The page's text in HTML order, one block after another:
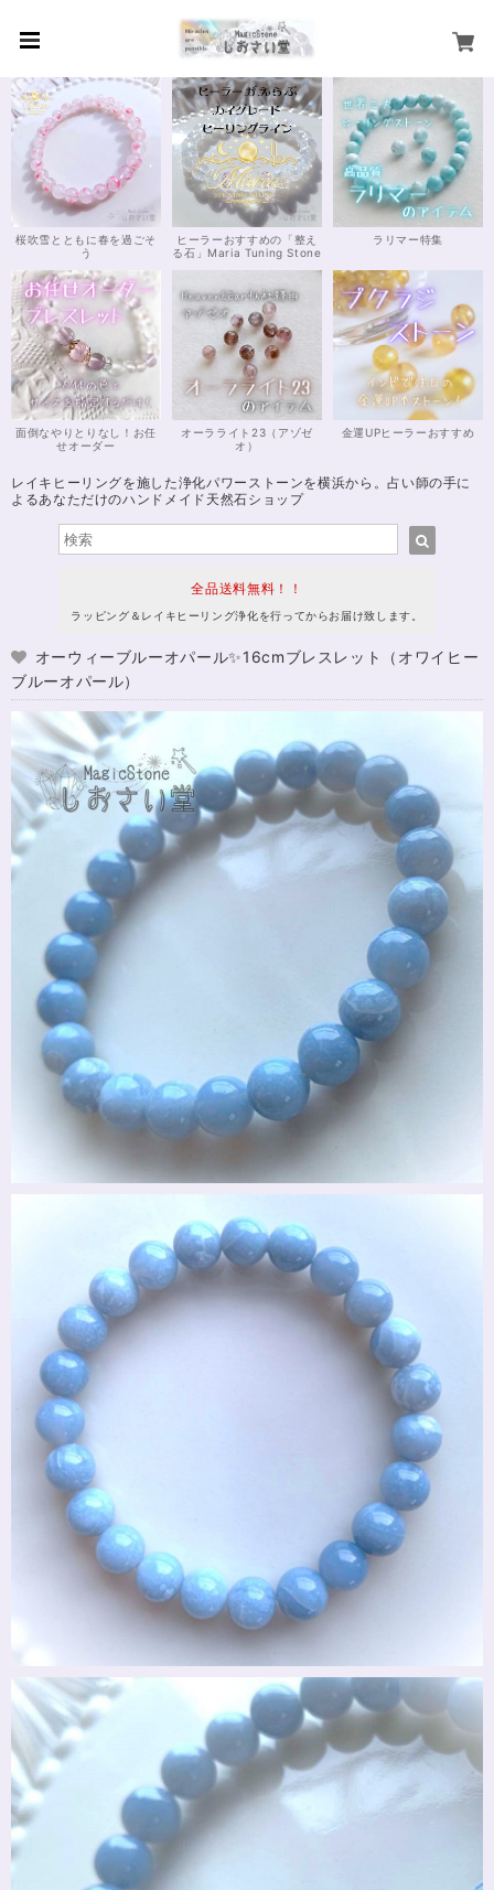
桜吹雪とともに春を過ごそ
う
ヒーラーおすすめの「整え
る石」Maria Tuning Stone
ラリマー特集
面倒なやりとりなし！お任
せオーダー
オーラライト23（アゾゼ
オ）
金運UPヒーラーおすすめ
レイキヒーリングを施した浄化パワーストーンを横浜から。占い師の手に
よるあなただけのハンドメイド天然石ショップ
全品送料無料！！
ラッピング＆レイキヒーリング浄化を行ってからお届け致します。
オーウィーブルーオパール✨16cmブレスレット（オワイヒー
ブルーオパール）